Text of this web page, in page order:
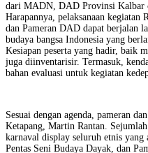
dari MADN, DAD Provinsi Kalbar
Harapannya, pelaksanaan kegiatan
dan Pameran DAD dapat berjalan
budaya bangsa Indonesia yang
Kesiapan peserta yang hadir, baik
juga diinventarisir. Termasuk,
bahan evaluasi untuk kegiatan
Sesuai dengan agenda, pameran
Ketapang, Martin Rantan.
karnaval display seluruh etnis yang
Pentas Seni Budaya Dayak, dan